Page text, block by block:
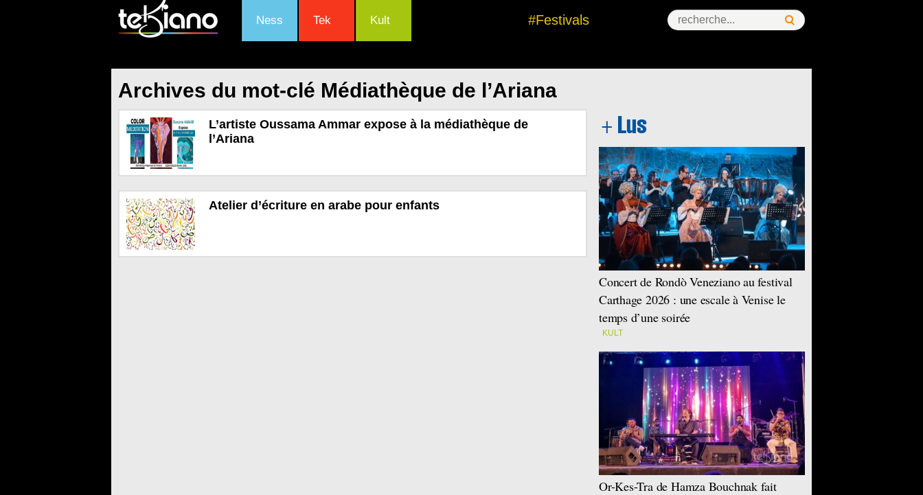
Ness Tek Kult #Festivals
Archives du mot-clé Médiathèque de l’Ariana
L’artiste Oussama Ammar expose à la médiathèque de
l’Ariana
Atelier d’écriture en arabe pour enfants
Concert de Rondò Veneziano au festival
Carthage 2026 : une escale à Venise le
temps d’une soirée
KULT
Or-Kes-Tra de Hamza Bouchnak fait